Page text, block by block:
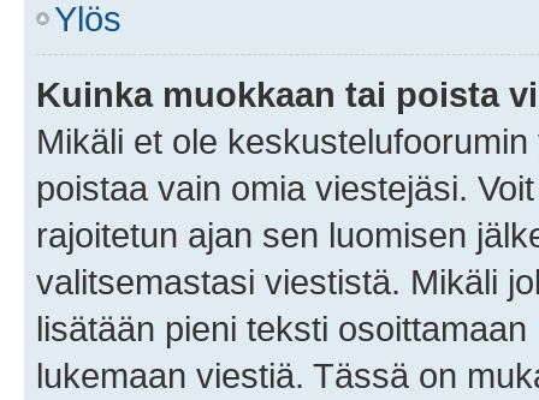
Ylös
Kuinka muokkaan tai poista
Mikäli et ole
poistaa vain omia viestejäsi.
rajoitetun ajan sen luomisen
valitsemastasi viestistä. Mikäli
lisätään pieni teksti
lukemaan viestiä. Tässä on